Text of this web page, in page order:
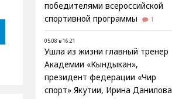
победителями всероссийской
спортивной программы
1
05.08 в 16:21
Ушла из жизни главный тренер
Академии «Кындыкан»,
президент федерации «Чир
спорт» Якутии, Ирина Данилова